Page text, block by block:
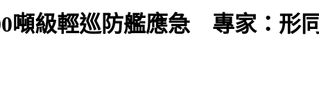
噸級輕巡防艦應急 專家：形